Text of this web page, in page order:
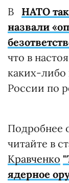
В НАТО
назвали
что в
каких-либо
России по
Подробнее
читайте в
Кравченко
ядерное